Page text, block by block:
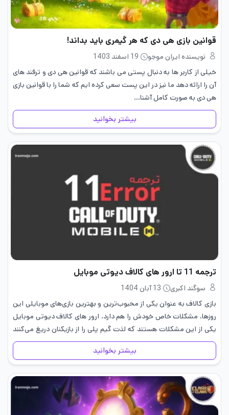
قوانین بازی هی دی که هر گیمری باید بداند!
نویسنده ایران موجو
19 اسفند 1403
خیلی از کاربر ها به دنبال پستی می باشند که قوانین هی دی و ترفند های
آن را ارائه دهد ما نیز در این پست سعی کرده ایم که شما را با قوانین بازی
هی دی به صورت کامل آشنا…
بیشتر بخوانید
ترجمه 11 تا ارور های کالاف دیوتی موبایل
سوگند اکبری
13 آبان 1404
بازی کالاف به عنوان یکی از محبوب‌ترین و بهترین بازی‌های موبایلی این
روزها، مشکلات خاص خودش را هم دارد. ارور های کالاف دیوتی موبایل
یکی از این مشکلات هستند که لذت گیم پلی را از بازیکنان دریغ می‌کنند
با توجه…
بیشتر بخوانید